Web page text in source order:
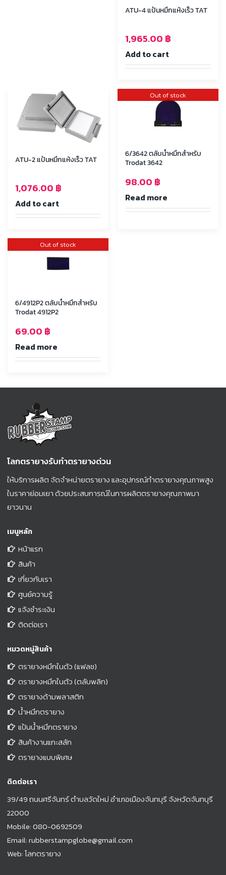
ATU-4 แป้นหมึกแห้งเร็ว TAT
1,965.00 ฿
Add to cart
ATU-2 แป้นหมึกแห้งเร็ว TAT
1,076.00 ฿
Add to cart
Out of stock
6/3642 ตลับน้ำหมึกสำหรับ
Trodat 3642
98.00 ฿
Read more
Out of stock
6/4912P2 ตลับน้ำหมึกสำหรับ
Trodat 4912P2
69.00 ฿
Read more
โลกตรายางรับทำตรายางด่วน
ให้บริการผลิต จัดจำหน่ายตรายาง และอุปกรณ์ทำตรายางคุณภาพสูง
ในราคาย่อมเยา ด้วยประสบการณ์ในการผลิตตรายางคุณภาพมา
ยาวนาน
เมนูหลัก
หน้าแรก
สินค้า
เกี่ยวกับเรา
ศูนย์ความรู้
แจ้งชำระเงิน
ติดต่อเรา
หมวดหมู่สินค้า
ตรายางหมึกในตัว (แฟลช)
ตรายางหมึกในตัว (ตลับพลิก)
ตรายางด้ามพลาสติก
น้ำหมึกตรายาง
แป้นน้ำหมึกตรายาง
สินค้างานแกะสลัก
ตรายางแบบพิเศษ
ติดต่อเรา
39/49 ถนนศรีจันทร์ ตำบลวัดใหม่ อำเภอเมืองจันทบุรี จังหวัดจันทบุรี
22000
Mobile:080-0692509
Email:rubberstampglobe@gmail.com
Web:โลกตรายาง